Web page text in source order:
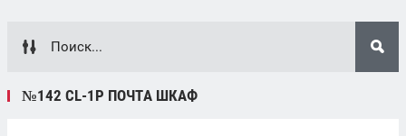
№142 CL-1P ПОЧТА ШКАФ